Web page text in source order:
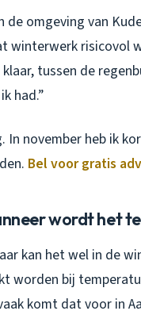
de omgeving van
winterwerk risicovol
tussen de
had.”
In november heb ik
Bel voor gratis
wordt het
kan het wel in de
worden bij
komt dat voor in